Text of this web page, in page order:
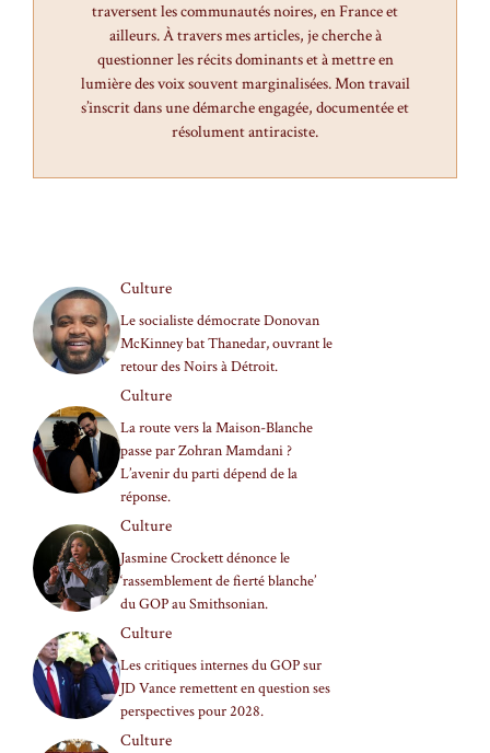
traversent les communautés noires, en France et
ailleurs. À travers mes articles, je cherche à
questionner les récits dominants et à mettre en
lumière des voix souvent marginalisées. Mon travail
s’inscrit dans une démarche engagée, documentée et
résolument antiraciste.
Culture
Le socialiste démocrate Donovan
McKinney bat Thanedar, ouvrant le
retour des Noirs à Détroit.
Culture
La route vers la Maison-Blanche
passe par Zohran Mamdani ?
L’avenir du parti dépend de la
réponse.
Culture
Jasmine Crockett dénonce le
‘rassemblement de fierté blanche’
du GOP au Smithsonian.
Culture
Les critiques internes du GOP sur
JD Vance remettent en question ses
perspectives pour 2028.
Culture